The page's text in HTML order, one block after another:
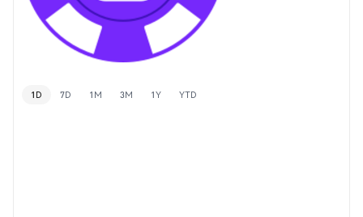
1D 7D 1M 3M 1Y YTD